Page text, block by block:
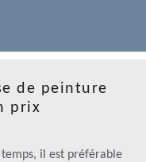
de peinture
prix
temps, il est préférable